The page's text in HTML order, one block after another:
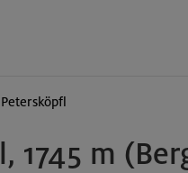
1745 m